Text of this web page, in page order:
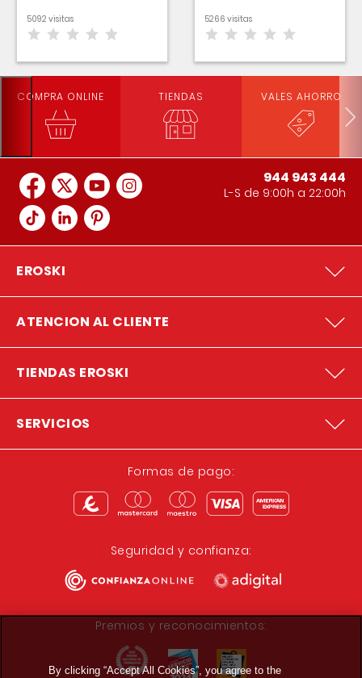
5092 visitas 5266 visitas
COMPRA ONLINE TIENDAS VALES AHORRO
944 943 444
L-S de 9:00h a 22:00h
EROSKI
ATENCION AL CLIENTE
TIENDAS EROSKI
SERVICIOS
Formas de pago:
Seguridad y confianza:
Premios y reconocimientos:
By clicking “Accept All Cookies”, you agree to the